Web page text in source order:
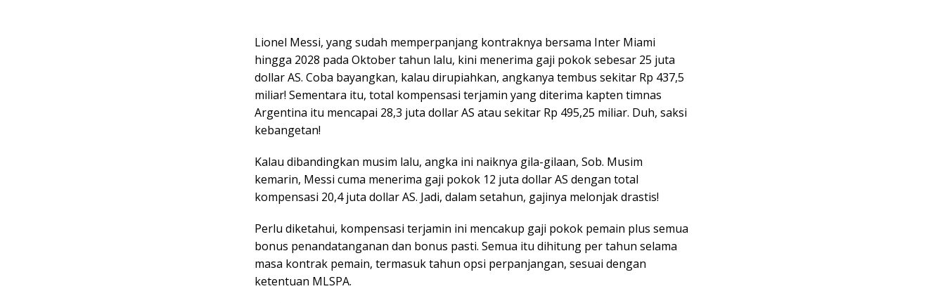
Lionel Messi, yang sudah memperpanjang kontraknya bersama Inter Miami
hingga 2028 pada Oktober tahun lalu, kini menerima gaji pokok sebesar 25 juta
dollar AS. Coba bayangkan, kalau dirupiahkan, angkanya tembus sekitar Rp 437,5
miliar! Sementara itu, total kompensasi terjamin yang diterima kapten timnas
Argentina itu mencapai 28,3 juta dollar AS atau sekitar Rp 495,25 miliar. Duh, saksi
kebangetan!
Kalau dibandingkan musim lalu, angka ini naiknya gila-gilaan, Sob. Musim
kemarin, Messi cuma menerima gaji pokok 12 juta dollar AS dengan total
kompensasi 20,4 juta dollar AS. Jadi, dalam setahun, gajinya melonjak drastis!
Perlu diketahui, kompensasi terjamin ini mencakup gaji pokok pemain plus semua
bonus penandatanganan dan bonus pasti. Semua itu dihitung per tahun selama
masa kontrak pemain, termasuk tahun opsi perpanjangan, sesuai dengan
ketentuan MLSPA.